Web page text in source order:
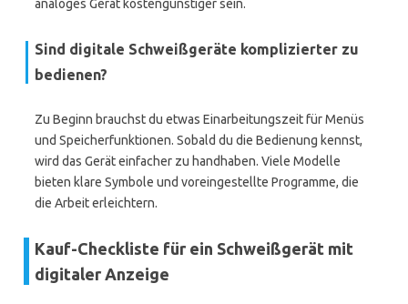
analoges Gerät kostengünstiger sein.
Sind digitale Schweißgeräte komplizierter zu
bedienen?
Zu Beginn brauchst du etwas Einarbeitungszeit für Menüs
und Speicherfunktionen. Sobald du die Bedienung kennst,
wird das Gerät einfacher zu handhaben. Viele Modelle
bieten klare Symbole und voreingestellte Programme, die
die Arbeit erleichtern.
Kauf-Checkliste für ein Schweißgerät mit
digitaler Anzeige